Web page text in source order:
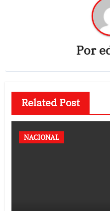
Por
Related Post
NACIONAL